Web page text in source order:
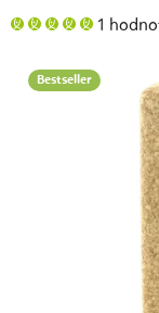
5,0
z
1
Bestseller